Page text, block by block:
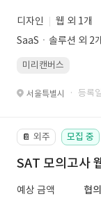
디자인
웹 외 1개
SaaSㆍ솔루션 외 2
미리캔버스
서울특별시 · 등록
📔 외주 모집 중
SAT 모의고사
예상 금액
협